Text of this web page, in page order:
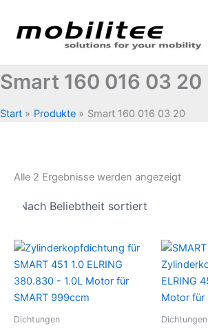
Inhalt
springen
Smart 160 016 03 20
Start Produkte Smart 160 016 03 20
Alle 2 Ergebnisse werden angezeigtNach
Dichtungen Dichtungen